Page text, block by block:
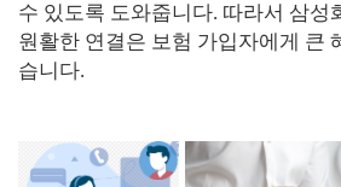
수 있도록 도와줍니다. 따라서 삼성
원활한 연결은 보험 가입자에게 큰
습니다.